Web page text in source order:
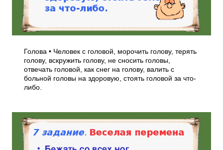
Голова • Человек с головой, морочить голову, терять
голову, вскружить голову, не сносить головы,
отвечать головой, как снег на голову, валить с
больной головы на здоровую, стоять головой за что-
либо.